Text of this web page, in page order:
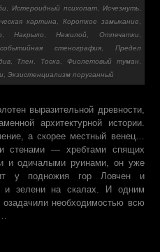
, Истероидный психопат, Исчезнуть,
картина, Короткое замыкание,
,Накрыло,Нежилой, Отпечатки,
стенография, Предел
, Тлен, Тоска, Фиолетовый туман,
,Экзистенциализм поруганный
выразительной древности,
архитектурной истории.
а скорее местный венец…
стенами — хребтами спящих
и одичалыми руинами, он уже
у подножия гор Ловчен и
и зелени на скалах. И одним
необходимостью всю